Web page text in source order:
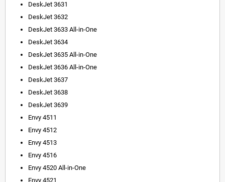
DeskJet 3631
DeskJet 3632
DeskJet 3633 All-in-One
DeskJet 3634
DeskJet 3635 All-in-One
DeskJet 3636 All-in-One
DeskJet 3637
DeskJet 3638
DeskJet 3639
Envy 4511
Envy 4512
Envy 4513
Envy 4516
Envy 4520 All-in-One
Envy 4521